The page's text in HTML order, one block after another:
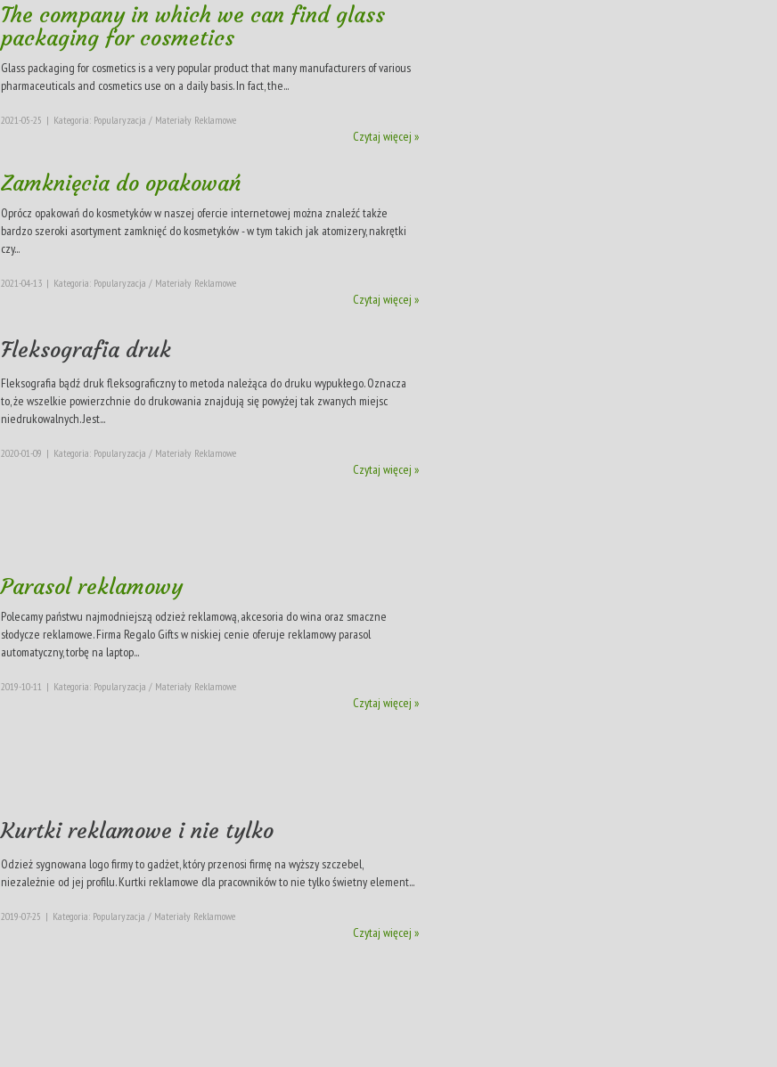
The company in which we can find glass
packaging for cosmetics
Glass packaging for cosmetics is a very popular product that many manufacturers of various
pharmaceuticals and cosmetics use on a daily basis. In fact, the...
2021-05-25 | Kategoria: Popularyzacja / Materiały Reklamowe
Czytaj więcej »
Zamknięcia do opakowań
Oprócz opakowań do kosmetyków w naszej ofercie internetowej można znaleźć także
bardzo szeroki asortyment zamknięć do kosmetyków - w tym takich jak atomizery, nakrętki
czy...
2021-04-13 | Kategoria: Popularyzacja / Materiały Reklamowe
Czytaj więcej »
Fleksografia druk
Fleksografia bądź druk fleksograficzny to metoda należąca do druku wypukłego. Oznacza
to, że wszelkie powierzchnie do drukowania znajdują się powyżej tak zwanych miejsc
niedrukowalnych. Jest...
2020-01-09 | Kategoria: Popularyzacja / Materiały Reklamowe
Czytaj więcej »
Parasol reklamowy
Polecamy państwu najmodniejszą odzież reklamową, akcesoria do wina oraz smaczne
słodycze reklamowe. Firma Regalo Gifts w niskiej cenie oferuje reklamowy parasol
automatyczny, torbę na laptop...
2019-10-11 | Kategoria: Popularyzacja / Materiały Reklamowe
Czytaj więcej »
Kurtki reklamowe i nie tylko
Odzież sygnowana logo firmy to gadżet, który przenosi firmę na wyższy szczebel,
niezależnie od jej profilu. Kurtki reklamowe dla pracowników to nie tylko świetny element...
2019-07-25 | Kategoria: Popularyzacja / Materiały Reklamowe
Czytaj więcej »